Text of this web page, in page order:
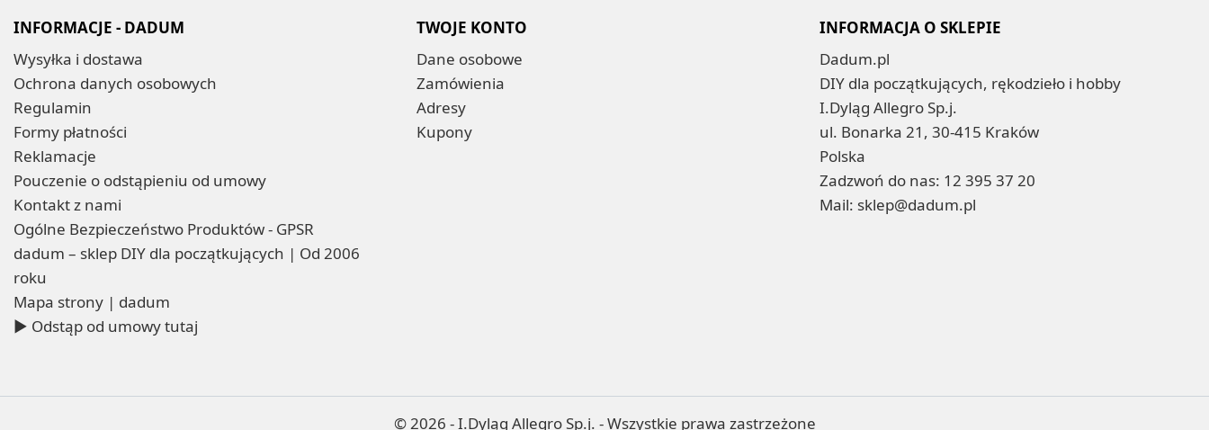
INFORMACJE - DADUM
Wysyłka i dostawa
Ochrona danych osobowych
Regulamin
Formy płatności
Reklamacje
Pouczenie o odstąpieniu od umowy
Kontakt z nami
Ogólne Bezpieczeństwo Produktów - GPSR
dadum – sklep DIY dla początkujących | Od 2006
roku
Mapa strony | dadum
▶ Odstąp od umowy tutaj
TWOJE KONTO
Dane osobowe
Zamówienia
Adresy
Kupony
INFORMACJA O SKLEPIE
Dadum.pl
DIY dla początkujących, rękodzieło i hobby
I.Dyląg Allegro Sp.j.
ul. Bonarka 21, 30-415 Kraków
Polska
Zadzwoń do nas: 12 395 37 20
Mail: sklep@dadum.pl
© 2026 - I.Dyląg Allegro Sp.j. - Wszystkie prawa zastrzeżone